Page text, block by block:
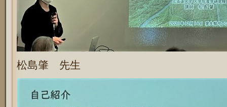
松島肇 先生